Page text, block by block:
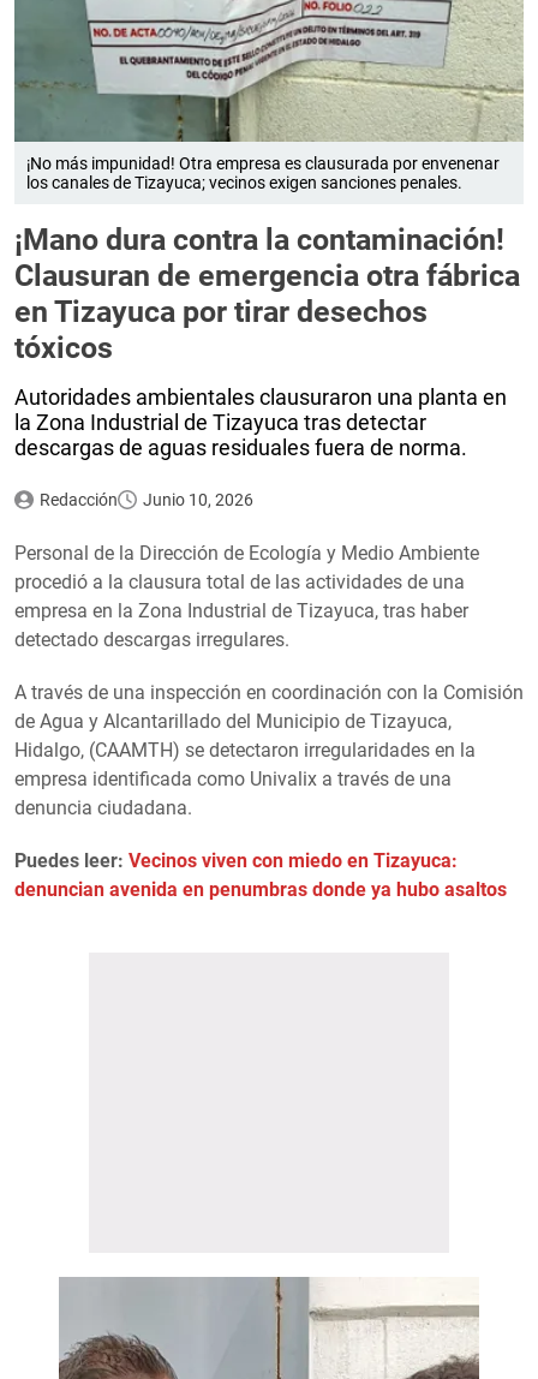
¡No más impunidad! Otra empresa es clausurada por envenenar
los canales de Tizayuca; vecinos exigen sanciones penales.
¡Mano dura contra la contaminación!
Clausuran de emergencia otra fábrica
en Tizayuca por tirar desechos
tóxicos
Autoridades ambientales clausuraron una planta en
la Zona Industrial de Tizayuca tras detectar
descargas de aguas residuales fuera de norma.
Redacción Junio 10, 2026
Personal de la Dirección de Ecología y Medio Ambiente
procedió a la clausura total de las actividades de una
empresa en la Zona Industrial de Tizayuca, tras haber
detectado descargas irregulares.
A través de una inspección en coordinación con la Comisión
de Agua y Alcantarillado del Municipio de Tizayuca,
Hidalgo, (CAAMTH) se detectaron irregularidades en la
empresa identificada como Univalix a través de una
denuncia ciudadana.
Puedes leer: Vecinos viven con miedo en Tizayuca:
denuncian avenida en penumbras donde ya hubo asaltos